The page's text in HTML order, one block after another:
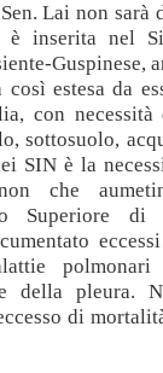
Lai non sarà
è inserita nel
Guspinese,
estesa da
con
sottosuolo,
SIN è la
che
Superiore di
della pleura.
di